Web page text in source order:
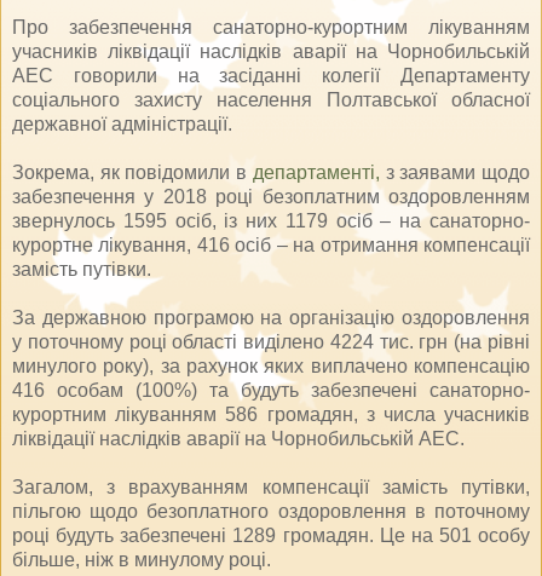
Про забезпечення санаторно-курортним лікуванням
учасників ліквідації наслідків аварії на Чорнобильській
АЕС говорили на засіданні колегії Департаменту
соціального захисту населення Полтавської обласної
державної адміністрації.
Зокрема, як повідомили в департаменті, з заявами щодо
забезпечення у 2018 році безоплатним оздоровленням
звернулось 1595 осіб, із них 1179 осіб – на санаторно-
курортне лікування, 416 осіб – на отримання компенсації
замість путівки.
За державною програмою на організацію оздоровлення
у поточному році області виділено 4224 тис. грн (на рівні
минулого року), за рахунок яких виплачено компенсацію
416 особам (100%) та будуть забезпечені санаторно-
курортним лікуванням 586 громадян, з числа учасників
ліквідації наслідків аварії на Чорнобильській АЕС.
Загалом, з врахуванням компенсації замість путівки,
пільгою щодо безоплатного оздоровлення в поточному
році будуть забезпечені 1289 громадян. Це на 501 особу
більше, ніж в минулому році.